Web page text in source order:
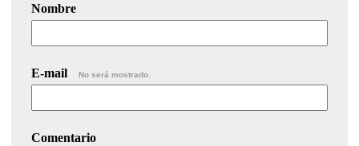
Nombre
E-mail No será mostrado.
Comentario